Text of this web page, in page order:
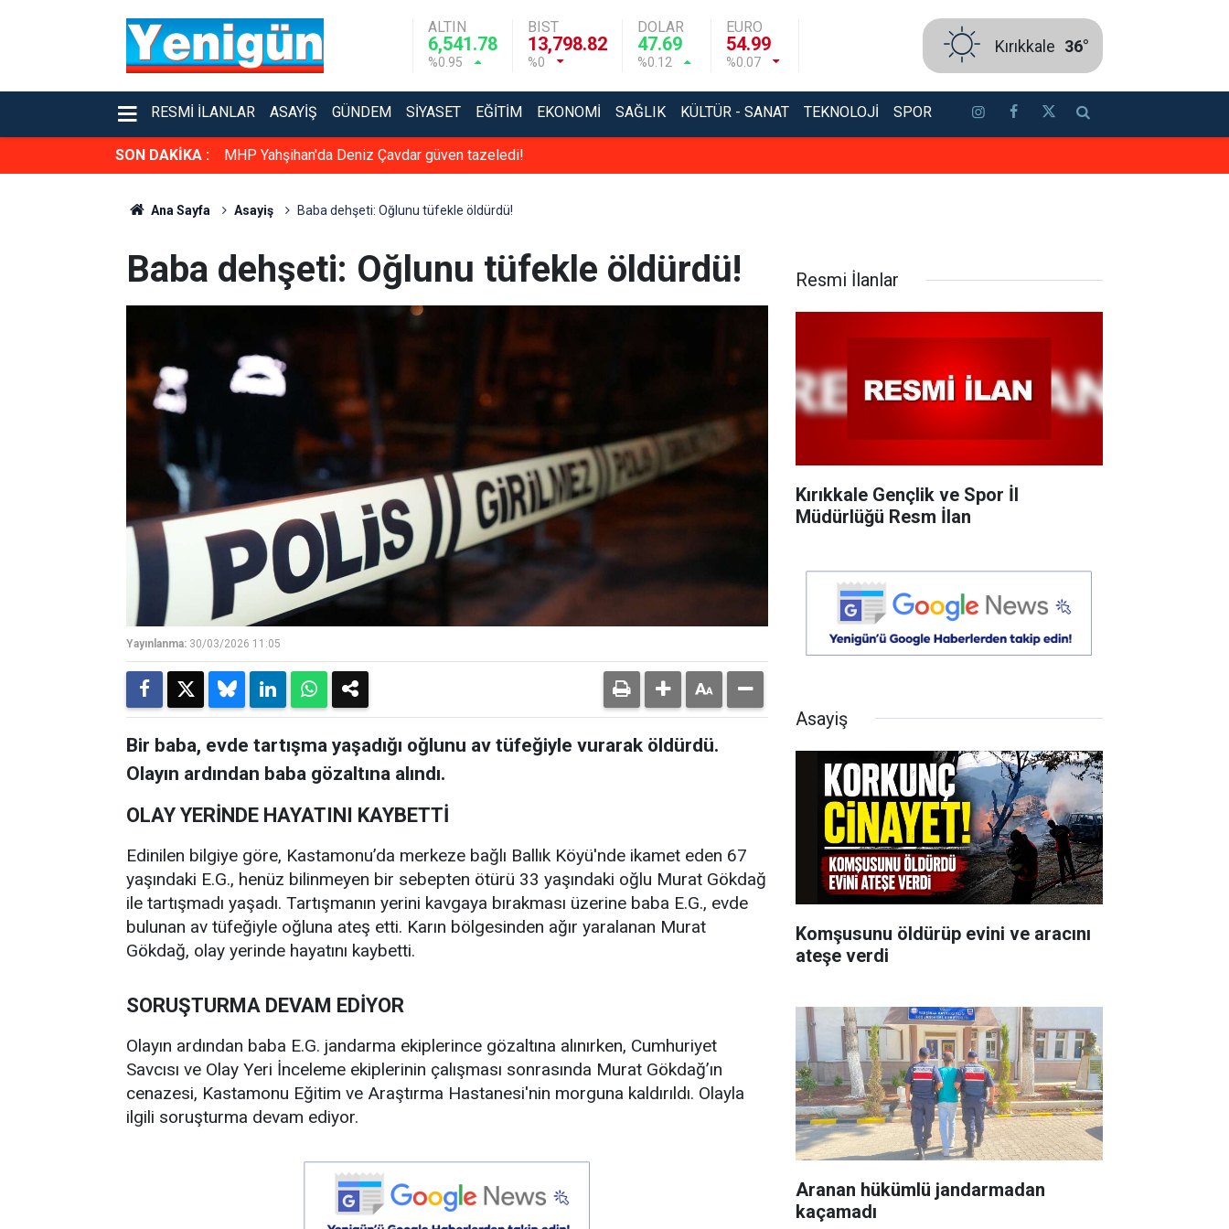
ALTIN
6,541.78
%0.95
BIST
13,798.82
%0
DOLAR
47.69
%0.12
EURO
54.99
%0.07
Kırıkkale 36°
RESMI İLANLAR ASAYIŞ GÜNDEM SIYASET EĞITIM EKONOMI SAĞLIK KÜLTÜR - SANAT TEKNOLOJI SPOR
SON DAKİKA : MHP Yahşihan'da Deniz Çavdar güven tazeledi!
Ana Sayfa Asayiş Baba dehşeti: Oğlunu tüfekle öldürdü!
Baba dehşeti: Oğlunu tüfekle öldürdü!
Yayınlanma: 30/03/2026 11:05
Bir baba, evde tartışma yaşadığı oğlunu av tüfeğiyle vurarak öldürdü.
Olayın ardından baba gözaltına alındı.
OLAY YERİNDE HAYATINI KAYBETTİ
Edinilen bilgiye göre, Kastamonu’da merkeze bağlı Ballık Köyü'nde ikamet eden 67
yaşındaki E.G., henüz bilinmeyen bir sebepten ötürü 33 yaşındaki oğlu Murat Gökdağ
ile tartışmadı yaşadı. Tartışmanın yerini kavgaya bırakması üzerine baba E.G., evde
bulunan av tüfeğiyle oğluna ateş etti. Karın bölgesinden ağır yaralanan Murat
Gökdağ, olay yerinde hayatını kaybetti.
SORUŞTURMA DEVAM EDİYOR
Olayın ardından baba E.G. jandarma ekiplerince gözaltına alınırken, Cumhuriyet
Savcısı ve Olay Yeri İnceleme ekiplerinin çalışması sonrasında Murat Gökdağ’ın
cenazesi, Kastamonu Eğitim ve Araştırma Hastanesi'nin morguna kaldırıldı. Olayla
ilgili soruşturma devam ediyor.
Resmi İlanlar
Kırıkkale Gençlik ve Spor İl
Müdürlüğü Resm İlan
Asayiş
Komşusunu öldürüp evini ve aracını
ateşe verdi
Aranan hükümlü jandarmadan
kaçamadı